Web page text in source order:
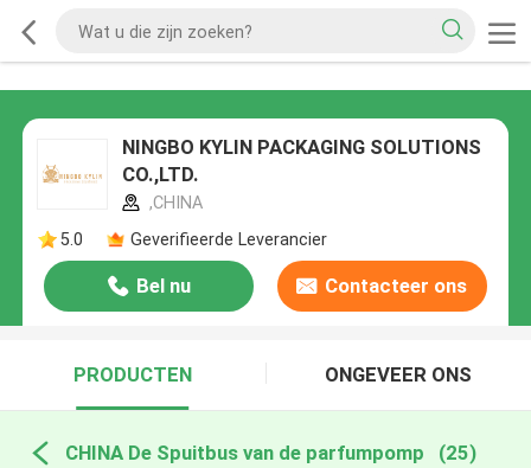
NINGBO KYLIN PACKAGING SOLUTIONS
CO.,LTD.
,CHINA
5.0
Geverifieerde Leverancier
Bel nu Contacteer ons
PRODUCTEN ONGEVEER ONS
CHINA De Spuitbus van de parfumpomp (25)